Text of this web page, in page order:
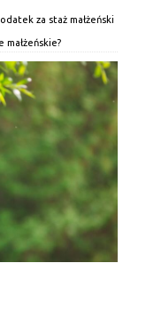
za staż małżeński